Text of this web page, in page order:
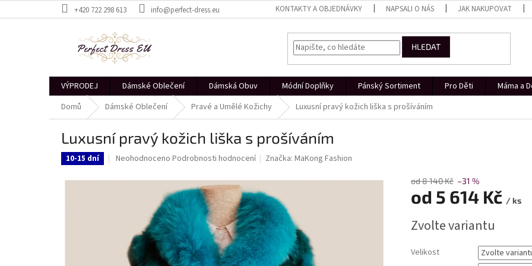
na
+420 722 298 613 info@perfect-dress.eu KONTAKTY A OBJEDNÁVKY NAPSALI O NÁS JAK NAKUPOVAT
HLEDAT
VÝPRODEJ Dámské Oblečení Dámská Obuv Módní Doplňky Pánský Sortiment Pro Děti Máma a
Domů
Dámské Oblečení Pravé a Umělé Kožichy Luxusní pravý kožich liška s prošíváním
Luxusní pravý kožich liška s prošíváním
10-15 dní
Průměrné
produktu
hvězdiček.
Neohodnoceno Podrobnosti hodnocení Značka:MaKong Fashion
od 8 140 Kč –31 %
od 5 614 Kč / ks
cena:
Zvolte variantu
Velikost